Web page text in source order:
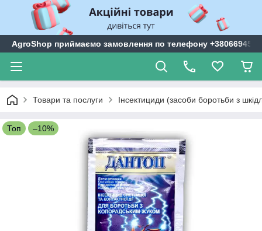
AgroShop приймаємо замовлення по телефону
Товари та послуги Інсектициди (засоби боротьби з
Топ –10%